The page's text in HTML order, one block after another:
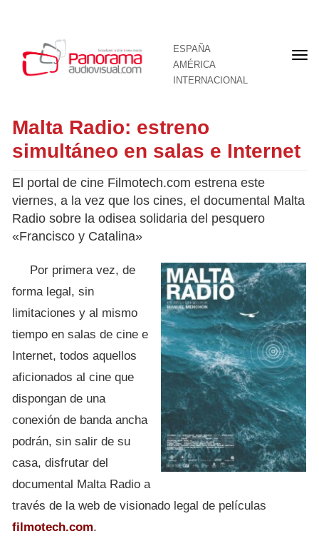
ESPAÑA
AMÉRICA
INTERNACIONAL
Malta Radio: estreno
simultáneo en salas e Internet
El portal de cine Filmotech.com estrena este
viernes, a la vez que los cines, el documental Malta
Radio sobre la odisea solidaria del pesquero
«Francisco y Catalina»
Por primera vez, de
forma legal, sin
limitaciones y al mismo
tiempo en salas de cine e
Internet, todos aquellos
aficionados al cine que
dispongan de una
conexión de banda ancha
podrán, sin salir de su
casa, disfrutar del
documental Malta Radio a
través de la web de visionado legal de películas
filmotech.com.